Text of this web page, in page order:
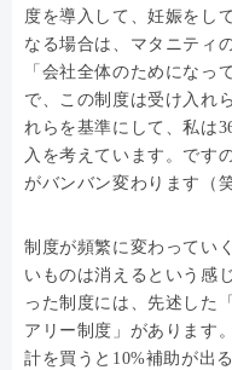
度を導入して、妊娠をし
なる場合は、マタニティ
「会社全体のためになっ
で、この制度は受け入れ
れらを基準にして、私は
入を考えています。です
がバンバン変わります（笑
制度が頻繁に変わってい
いものは消えるという感
った制度には、先述した
アリー制度」があります
計を買うと10%補助が出